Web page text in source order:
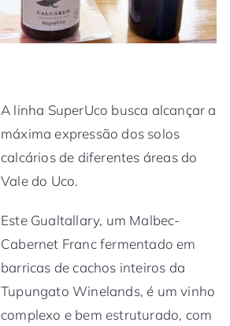
A linha SuperUco busca alcançar a
máxima expressão dos solos
calcários de diferentes áreas do
Vale do Uco.
Este Gualtallary, um Malbec-
Cabernet Franc fermentado em
barricas de cachos inteiros da
Tupungato Winelands, é um vinho
complexo e bem estruturado, com